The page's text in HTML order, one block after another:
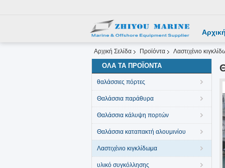
Αρχική Σελίδα Προϊόντα Λαστιχένιο
ΌΛΑ ΤΑ ΠΡΟΪΌΝΤΑ
θαλάσσιες πόρτες
Θαλάσσια παράθυρα
Θαλάσσια κάλυψη πορτών
Θαλάσσια καταπακτή αλουμινίου
Λαστιχένιο κιγκλίδωμα
υλικό συγκόλλησης